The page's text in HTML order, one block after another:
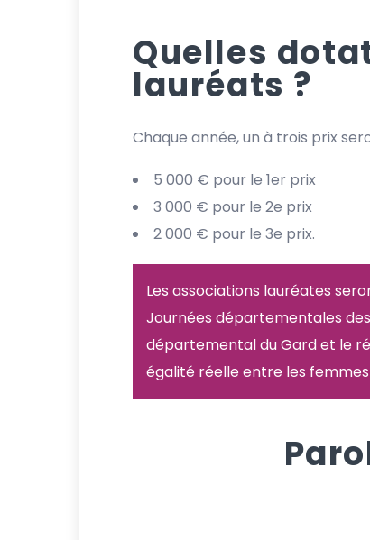
Quelles
lauréats ?
Chaque année, un à trois prix
5 000 € pour le 1er prix
3 000 € pour le 2e prix
2 000 € pour le 3e prix.
Les associations lauréates
Journées départementales
départemental du Gard et le
égalité réelle entre les